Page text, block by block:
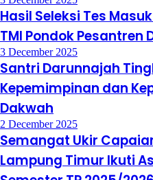
Hasil Seleksi Tes
TMI Pondok Pesantren
3 December 2025
Santri Darunnajah
Kepemimpinan dan
Dakwah
2 December 2025
Semangat Ukir
Lampung Timur Ikuti